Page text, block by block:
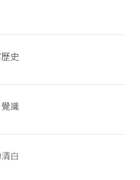
史
識
白